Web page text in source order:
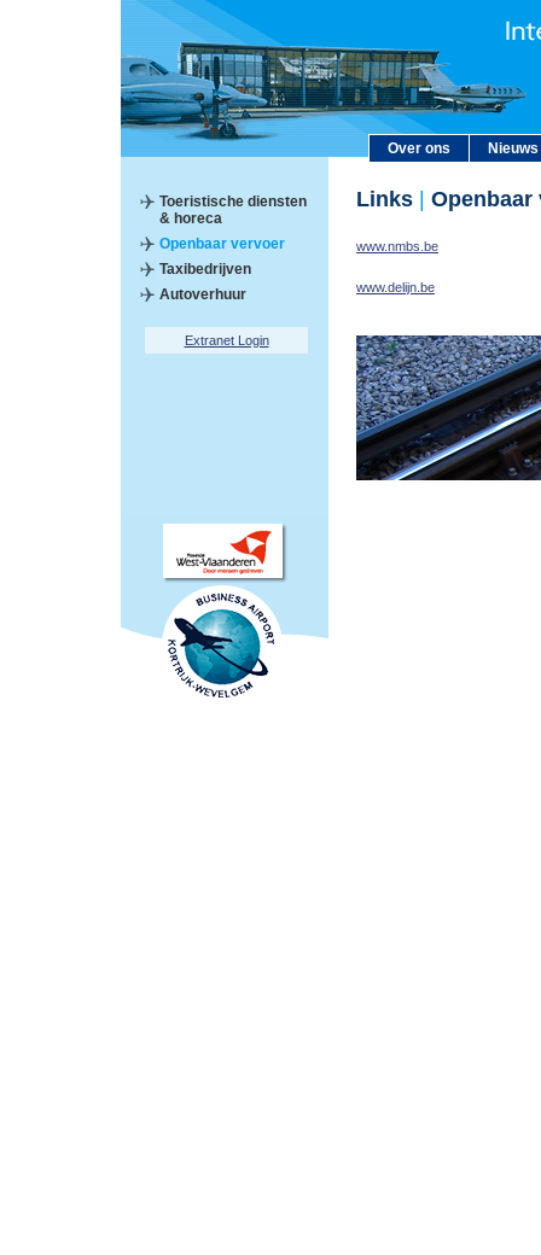
Over ons Nieuws
Toeristische diensten
& horeca
Openbaar vervoer
Taxibedrijven
Autoverhuur
Extranet Login
Links Openbaar
www.nmbs.be
www.delijn.be